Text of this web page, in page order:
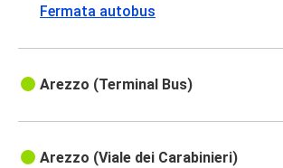
Fermata autobus
Arezzo (Terminal Bus)
Arezzo (Viale dei Carabinieri)